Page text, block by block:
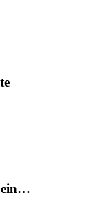
ein…